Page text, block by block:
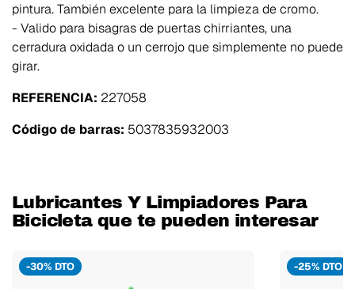
pintura. También excelente para la limpieza de cromo.
- Valido para bisagras de puertas chirriantes, una
cerradura oxidada o un cerrojo que simplemente no puede
girar.
REFERENCIA: 227058
Código de barras: 5037835932003
Lubricantes Y Limpiadores Para
Bicicleta que te pueden interesar
-30% DTO -25% DTO